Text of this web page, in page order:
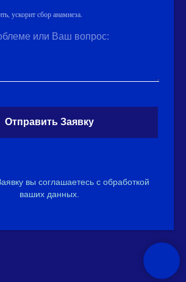
ускорит сбор анамнеза.
или Ваш вопрос:
Отправить Заявку
вы соглашаетесь с обработкой
ваших данных.